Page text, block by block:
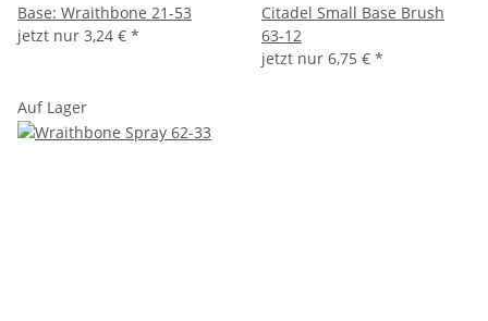
Base: Wraithbone 21-53
jetzt nur 3,24 € *
Citadel Small Base Brush
63-12
jetzt nur 6,75 € *
Auf Lager